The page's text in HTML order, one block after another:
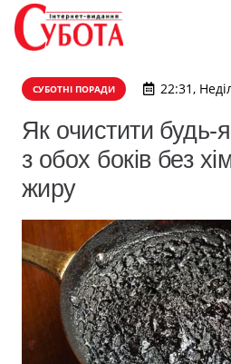
СУБОТНІ ПОРАДИ 22:31,
Як очистити будь-
з обох боків без
жиру